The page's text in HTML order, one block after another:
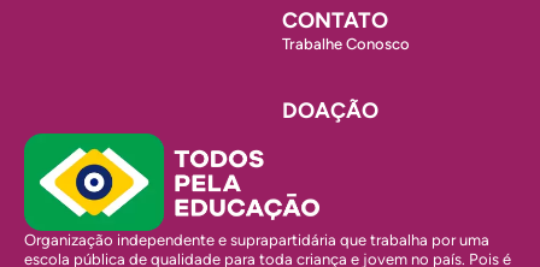
CONTATO
Trabalhe Conosco
DOAÇÃO
Organização independente e suprapartidária que trabalha por uma
escola pública de qualidade para toda criança e jovem no país. Pois é